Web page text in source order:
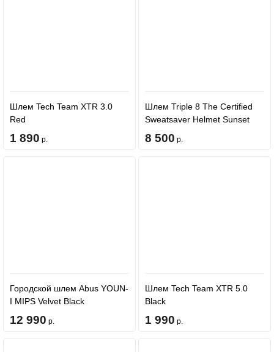
Шлем Tech Team XTR 3.0
Red
1 890 р.
Шлем Triple 8 The Certified
Sweatsaver Helmet Sunset
8 500 р.
Городской шлем Abus YOUN-
I MIPS Velvet Black
12 990 р.
Шлем Tech Team XTR 5.0
Black
1 990 р.